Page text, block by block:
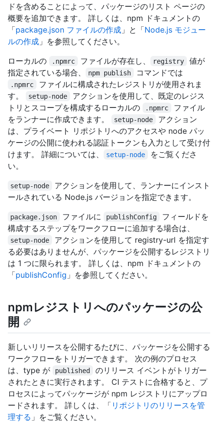
ドを含めることによって、パッケージのリスト ページの
概要を追加できます。 詳しくは、npm ドキュメントの
「package.json ファイルの作成 」と「Node.js モジュー
ルの作成 」を参照してください。
ローカルの
.npmrc ファイルが存在し、 registry
値が
指定されている場合、
npm publish コマンドでは
.npmrc
ファイルに構成されたレジストリが使用されま
す。
setup-node
アクションを使用して、既定のレジス
トリとスコープを構成するローカルの
.npmrc
ファイル
をランナーに作成できます。
setup-node
アクション
は、プライベート リポジトリへのアクセスや node パッ
ケージの公開に使われる認証トークンも入力として受け付
けます。 詳細については、
setup-node
をご覧くださ
い。
setup-node
アクションを使用して、ランナーにインスト
ールされている Node.js バージョンを指定できます。
package.json ファイルに publishConfig
フィールドを
構成するステップをワークフローに追加する場合は、
setup-node
アクションを使用して registry-url を指定す
る必要はありませんが、パッケージを公開するレジストリ
は 1 つに限られます。 詳しくは、npm ドキュメントの
「publishConfig 」を参照してください。
npmレジストリへのパッケージの公
開
新しいリリースを公開するたびに、パッケージを公開する
ワークフローをトリガーできます。 次の例のプロセス
は、type が
published
のリリース イベントがトリガー
されたときに実行されます。 CI テストに合格すると、プ
ロセスによってパッケージが npm レジストリにアップロ
ードされます。 詳しくは、「 リポジトリのリリースを管
理する 」をご覧ください。